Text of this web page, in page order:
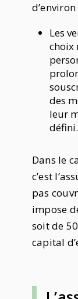
Les
choix
des
leur
défini.
Dans le
c’est
pas
impose
soit de
capital